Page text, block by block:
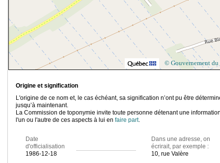
© Gouvernement du
Origine et signification
L'origine de ce nom et, le cas échéant, sa signification n’ont pu être
jusqu’à maintenant.
La Commission de toponymie invite toute personne détenant une
l'un ou l'autre de ces aspects à lui en faire part.
Date
d'officialisation
1986-12-18
Dans une adresse, on
écrirait, par exemple :
10, rue Valère